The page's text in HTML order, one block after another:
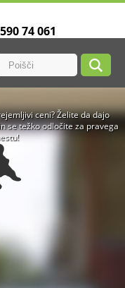
74 061
ceni? Želite da dajo
se težko odločite za pravega